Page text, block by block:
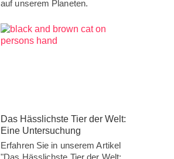
auf unserem Planeten.
Das Hässlichste Tier der Welt:
Eine Untersuchung
Erfahren Sie in unserem Artikel
"Das Hässlichste Tier der Welt: